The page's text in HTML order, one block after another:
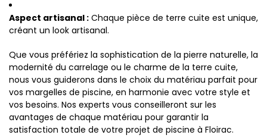
Aspect artisanal : Chaque pièce de terre cuite est unique,
créant un look artisanal.
Que vous préfériez la sophistication de la pierre naturelle, la
modernité du carrelage ou le charme de la terre cuite,
nous vous guiderons dans le choix du matériau parfait pour
vos margelles de piscine, en harmonie avec votre style et
vos besoins. Nos experts vous conseilleront sur les
avantages de chaque matériau pour garantir la
satisfaction totale de votre projet de piscine à Floirac.